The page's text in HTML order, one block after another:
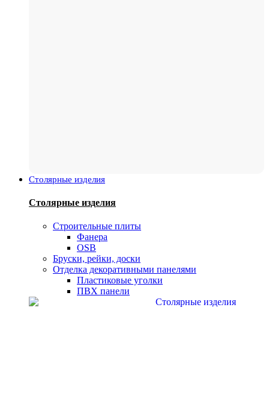
Столярные изделия
Столярные изделия
Строительные плиты
Фанера
OSB
Бруски, рейки, доски
Отделка декоративными панелями
Пластиковые уголки
ПВХ панели